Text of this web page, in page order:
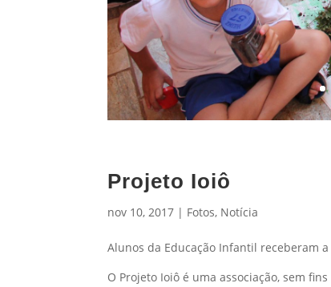
Projeto Ioiô
nov 10, 2017 | Fotos, Notícia
Alunos da Educação Infantil receberam
O Projeto Ioiô é uma associação, sem